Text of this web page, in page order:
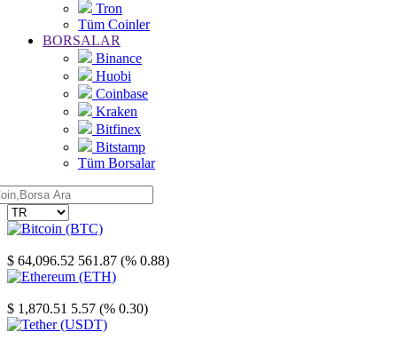
Tron
Tüm Coinler
BORSALAR
Binance
Huobi
Coinbase
Kraken
Bitfinex
Bitstamp
Tüm Borsalar
$ 64,096.52 561.87 (% 0.88)
$ 1,870.51 5.57 (% 0.30)